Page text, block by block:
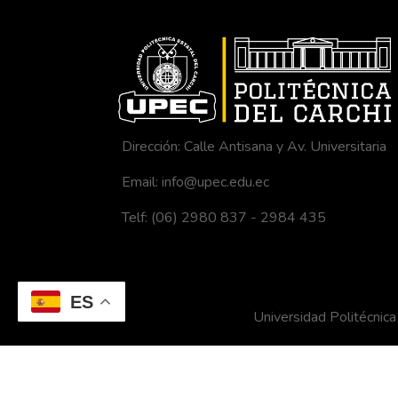
ES
Dirección: Calle Antisana y Av. Universitaria
Email: info@upec.edu.ec
Telf: (06) 2980 837 - 2984 435
Universidad